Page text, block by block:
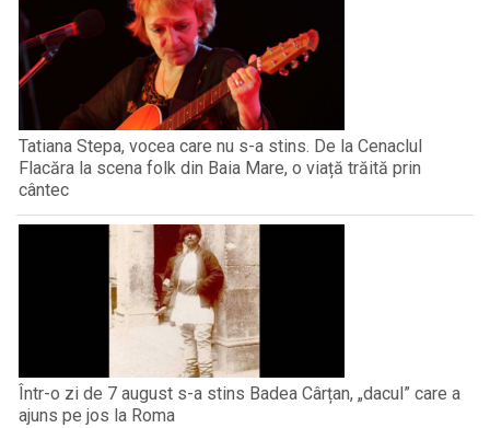
Tatiana Stepa, vocea care nu s-a stins. De la Cenaclul
Flacăra la scena folk din Baia Mare, o viață trăită prin
cântec
Într-o zi de 7 august s-a stins Badea Cârțan, „dacul” care a
ajuns pe jos la Roma